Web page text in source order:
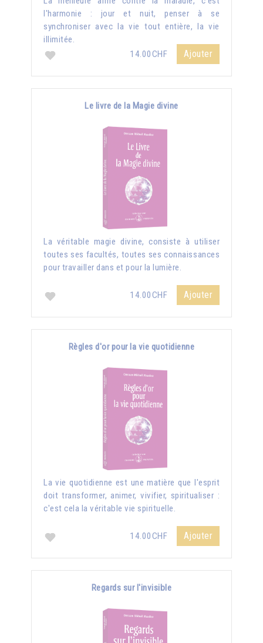
l'harmonie : jour et nuit, penser à se
synchroniser avec la vie tout entière, la vie
illimitée.
14.00CHF
Ajouter
Le livre de la Magie divine
La véritable magie divine, consiste à utiliser
toutes ses facultés, toutes ses connaissances
pour travailler dans et pour la lumière.
14.00CHF Ajouter
Règles d'or pour la vie quotidienne
La vie quotidienne est une matière que l'esprit
doit transformer, animer, vivifier, spiritualiser :
c'est cela la véritable vie spirituelle.
14.00CHF Ajouter
Regards sur l'invisible